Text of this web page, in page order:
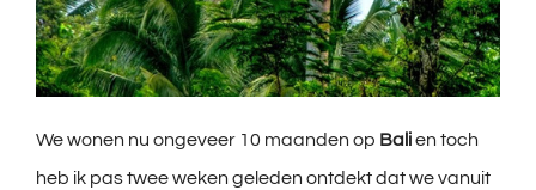
We wonen nu ongeveer 10 maanden op Balien toch
heb ik pas twee weken geleden ontdekt dat we vanuit